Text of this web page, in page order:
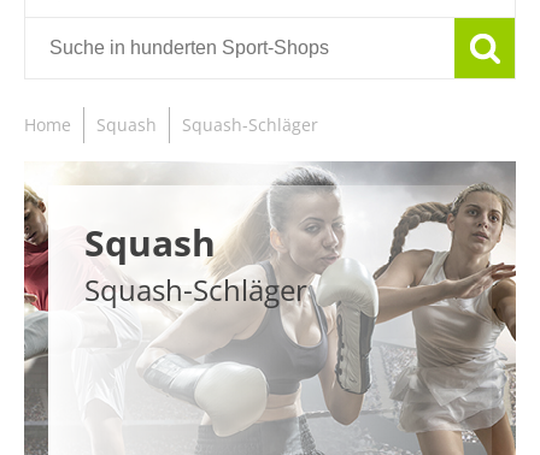
Home Squash Squash-Schläger
Squash
Squash-Schläger